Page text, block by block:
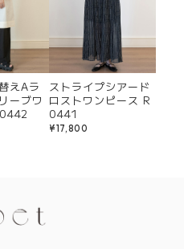
えAラ
ーブワ
ストライプシアード
ロストワンピース R
0441
¥17,800